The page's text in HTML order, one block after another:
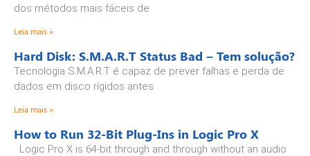
dos métodos mais fáceis de
Leia mais »
Hard Disk: S.M.A.R.T Status Bad – Tem solução?
Tecnologia S.M.A.R.T é capaz de prever falhas e perda de
dados em disco rígidos antes
Leia mais »
How to Run 32-Bit Plug-Ins in Logic Pro X
Logic Pro X is 64-bit through and through without an audio